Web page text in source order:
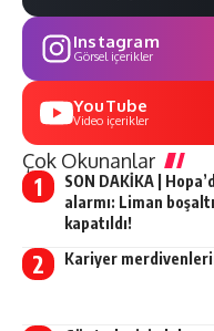
Instagram
Görsel içerikler
YouTube
Video içerikler
Çok Okunanlar
SON DAKİKA |
alarmı: Liman
kapatıldı!
Kariyer